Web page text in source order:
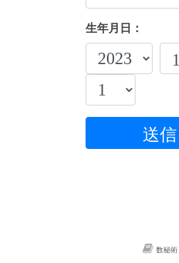
生年月日：
送信
数秘術